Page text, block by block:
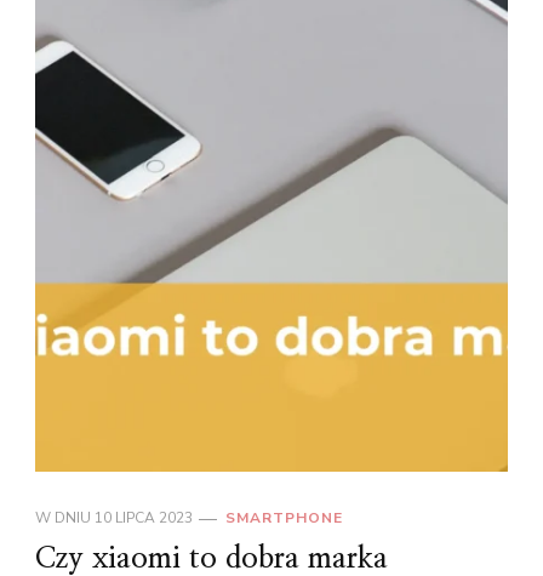
W DNIU 10 LIPCA 2023 SMARTPHONE
Czy xiaomi to dobra marka